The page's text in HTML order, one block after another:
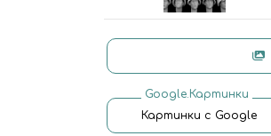
Google.Картинки
Картинки с Google